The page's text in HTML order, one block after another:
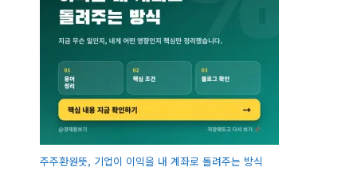
주주환원뜻, 기업이 이익을 내 계좌로 돌려주는 방식